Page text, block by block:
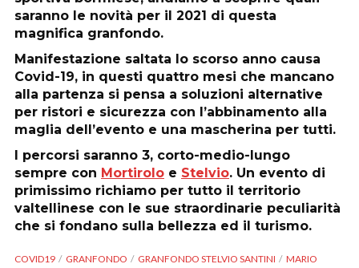
saranno le novità per il 2021 di questa
magnifica granfondo.
Manifestazione saltata lo scorso anno causa
Covid-19, in questi quattro mesi che mancano
alla partenza si pensa a soluzioni alternative
per ristori e sicurezza con l’abbinamento alla
maglia dell’evento e una mascherina per tutti.
I percorsi saranno 3, corto-medio-lungo
sempre con Mortirolo e Stelvio. Un evento di
primissimo richiamo per tutto il territorio
valtellinese con le sue straordinarie peculiarità
che si fondano sulla bellezza ed il turismo.
COVID19 GRANFONDO GRANFONDO STELVIO SANTINI
MARIO